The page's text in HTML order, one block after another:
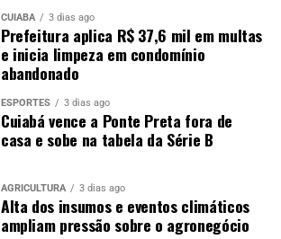
CUIABÁ 3 dias ago
Prefeitura aplica R$ 37,6 mil em multas
e inicia limpeza em condomínio
abandonado
ESPORTES 3 dias ago
Cuiabá vence a Ponte Preta fora de
casa e sobe na tabela da Série B
AGRICULTURA 3 dias ago
Alta dos insumos e eventos climáticos
ampliam pressão sobre o agronegócio